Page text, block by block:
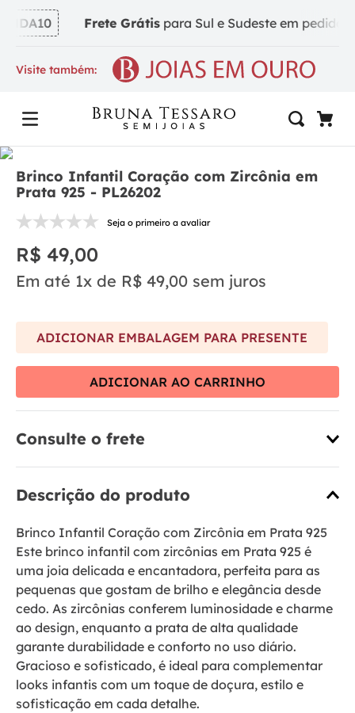
Frete Grátispara Sul e Sudeste em pedidos
Visite também:
Brinco Infantil Coração com Zircônia em
Prata 925 - PL26202
Seja o primeiro a avaliar
R$ 49,00
Em até 1x de R$ 49,00 sem juros
ADICIONAR EMBALAGEM PARA PRESENTE
ADICIONAR AO CARRINHO
Consulte o frete
Descrição do produto
Brinco Infantil Coração com Zircônia em Prata 925
Este brinco infantil com zircônias em Prata 925 é
uma joia delicada e encantadora, perfeita para as
pequenas que gostam de brilho e elegância desde
cedo. As zircônias conferem luminosidade e charme
ao design, enquanto a prata de alta qualidade
garante durabilidade e conforto no uso diário.
Gracioso e sofisticado, é ideal para complementar
looks infantis com um toque de doçura, estilo e
sofisticação em cada detalhe.